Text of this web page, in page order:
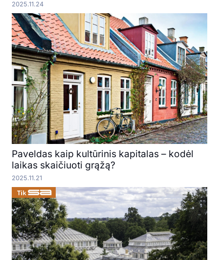
2025.11.24
Paveldas kaip kultūrinis kapitalas – kodėl
laikas skaičiuoti grąžą?
2025.11.21